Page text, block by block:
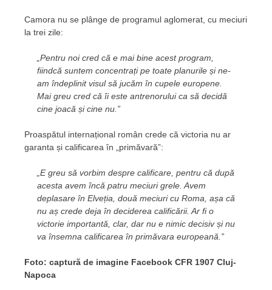
Camora nu se plânge de programul aglomerat, cu meciuri
la trei zile:
„Pentru noi cred că e mai bine acest program,
fiindcă suntem concentrați pe toate planurile și ne-
am îndeplinit visul să jucăm în cupele europene.
Mai greu cred că îi este antrenorului ca să decidă
cine joacă și cine nu.”
Proaspătul internațional român crede că victoria nu ar
garanta și calificarea în „primăvară”:
„E greu să vorbim despre calificare, pentru că după
acesta avem încă patru meciuri grele. Avem
deplasare în Elveția, două meciuri cu Roma, așa că
nu aș crede deja în deciderea calificării. Ar fi o
victorie importantă, clar, dar nu e nimic decisiv și nu
va însemna calificarea în primăvara europeană.”
Foto: captură de imagine Facebook CFR 1907 Cluj-
Napoca